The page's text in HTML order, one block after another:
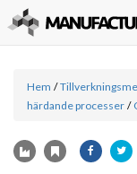
Hem /
härdande processer /